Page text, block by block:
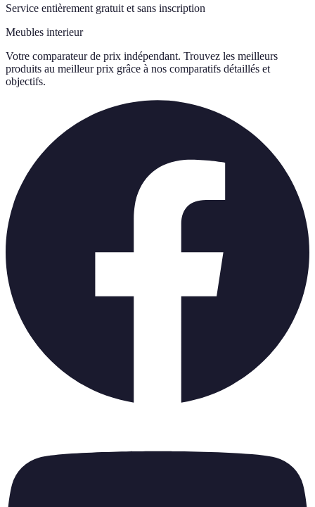
Service entièrement gratuit et sans inscription
Meubles interieur
Votre comparateur de prix indépendant. Trouvez les meilleurs
produits au meilleur prix grâce à nos comparatifs détaillés et
objectifs.